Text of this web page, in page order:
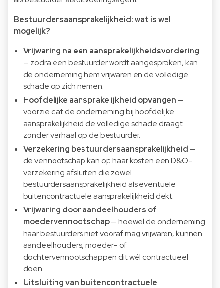
Bestuurdersaansprakelijkheid: wat is wel
mogelijk?
Vrijwaring na een aansprakelijkheidsvordering
— zodra een bestuurder wordt aangesproken, kan
de onderneming hem vrijwaren en de volledige
schade op zich nemen.
Hoofdelijke aansprakelijkheid opvangen —
voorzie dat de onderneming bij hoofdelijke
aansprakelijkheid de volledige schade draagt
zonder verhaal op de bestuurder.
Verzekering bestuurdersaansprakelijkheid —
de vennootschap kan op haar kosten een D&O-
verzekering afsluiten die zowel
bestuurdersaansprakelijkheid als eventuele
buitencontractuele aansprakelijkheid dekt.
Vrijwaring door aandeelhouders of
moedervennootschap— hoewel de onderneming
haar bestuurders niet vooraf mag vrijwaren, kunnen
aandeelhouders, moeder- of
dochtervennootschappen dit wél contractueel
doen.
Uitsluiting van buitencontractuele